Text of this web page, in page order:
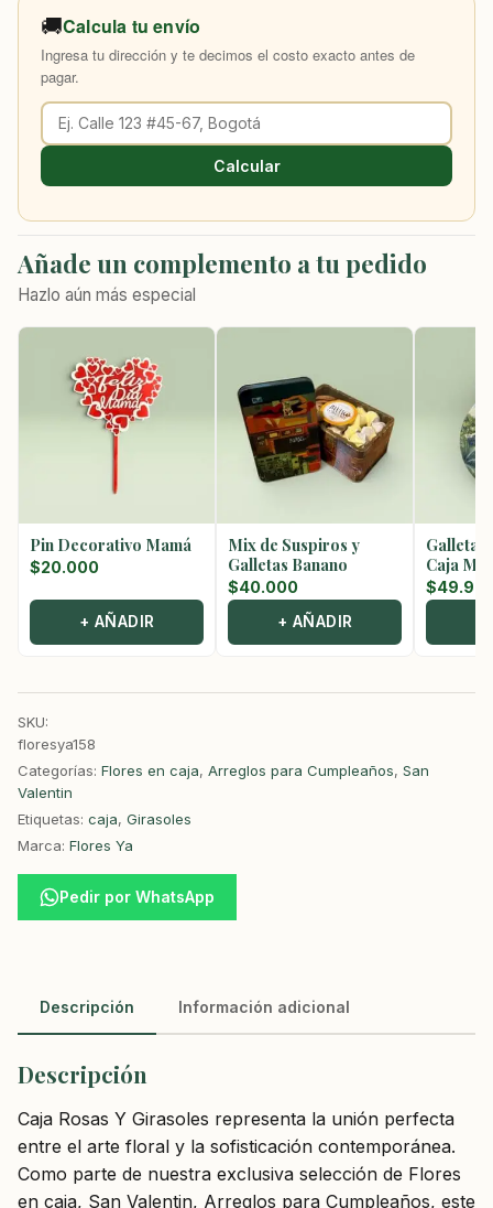
cantidad
🚚Calcula tu envío
Ingresa tu dirección y te decimos el costo exacto antes de
pagar.
Calcular
Añade un complemento a tu pedido
Hazlo aún más especial
Pin Decorativo Mamá
$20.000
+ AÑADIR
Mix de Suspiros y
Galletas Banano
$40.000
+ AÑADIR
Galletas
Caja
$
SKU:
floresya158
Categorías: Flores en caja, Arreglos para Cumpleaños, San
Valentin
Etiquetas: caja, Girasoles
Marca: Flores Ya
Pedir por WhatsApp
Descripción Información adicional
Descripción
Caja Rosas Y Girasoles representa la unión perfecta
entre el arte floral y la sofisticación contemporánea.
Como parte de nuestra exclusiva selección de Flores
en caja, San Valentin, Arreglos para Cumpleaños, este